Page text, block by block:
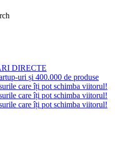
DIRECTE
uri și 400.000 de produse
care îți pot schimba viitorul!
care îți pot schimba viitorul!
care îți pot schimba viitorul!